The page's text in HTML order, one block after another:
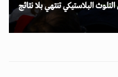
البلاستيكي تنتهي بلا نتائج